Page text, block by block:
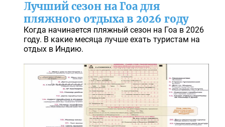
Лучший сезон на Гоа для
пляжного отдыха в 2026 году
Когда начинается пляжный сезон на Гоа в 2026
году. В какие месяца лучше ехать туристам на
отдых в Индию.